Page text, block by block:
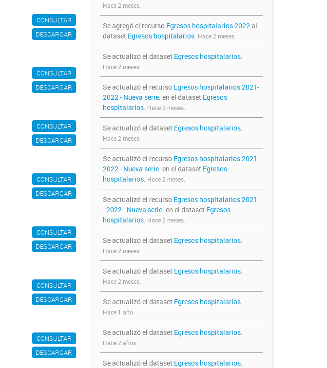
CONSULTAR
DESCARGAR
CONSULTAR
DESCARGAR
CONSULTAR
DESCARGAR
CONSULTAR
DESCARGAR
CONSULTAR
DESCARGAR
CONSULTAR
DESCARGAR
CONSULTAR
DESCARGAR
Hace 2 meses.
Se agregó el recurso Egresos hospitalarios 2022al
dataset Egresos hospitalarios. Hace 2 meses.
Se actualizó el dataset Egresos hospitalarios.
Hace 2 meses.
Se actualizó el recurso Egresos hospitalarios 2021-
2022 - Nueva serie. en el dataset Egresos
hospitalarios. Hace 2 meses.
Se actualizó el dataset Egresos hospitalarios.
Hace 2 meses.
Se actualizó el recurso Egresos hospitalarios 2021-
2022 - Nueva serie. en el dataset Egresos
hospitalarios. Hace 2 meses.
Se actualizó el recurso Egresos hospitalarios 2021
- 2022 - Nueva serie. en el dataset Egresos
hospitalarios. Hace 2 meses.
Se actualizó el dataset Egresos hospitalarios.
Hace 2 meses.
Se actualizó el dataset Egresos hospitalarios.
Hace 2 meses.
Se actualizó el dataset Egresos hospitalarios.
Hace 1 año.
Se actualizó el dataset Egresos hospitalarios.
Hace 2 años.
Se actualizó el dataset Egresos hospitalarios.